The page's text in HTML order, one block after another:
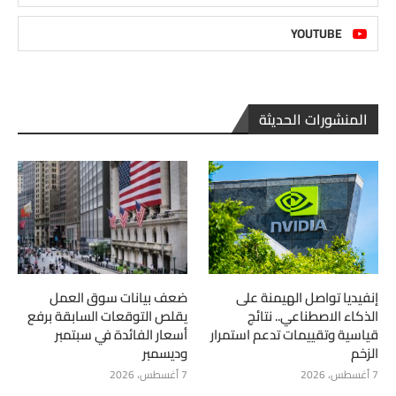
YOUTUBE
المنشورات الحديثة
إنفيديا تواصل الهيمنة على
الذكاء الاصطناعي.. نتائج
قياسية وتقييمات تدعم استمرار
الزخم
7 أغسطس، 2026
ضعف بيانات سوق العمل
يقلص التوقعات السابقة برفع
أسعار الفائدة في سبتمبر
وديسمبر
7 أغسطس، 2026